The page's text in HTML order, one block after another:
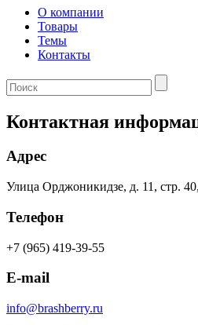
О компании
Товары
Темы
Контакты
Контактная
Адрес
Улица Орджоникидзе, д. 11, стр.
Телефон
+7 (965) 419-39-55
E-mail
info@brashberry.ru